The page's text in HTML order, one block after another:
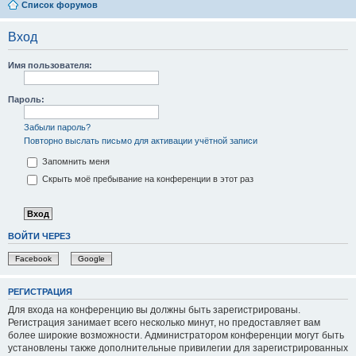
Список форумов
Вход
Имя пользователя:
Пароль:
Забыли пароль?
Повторно выслать письмо для активации учётной записи
Запомнить меня
Скрыть моё пребывание на конференции в этот раз
ВОЙТИ ЧЕРЕЗ
Facebook Google
РЕГИСТРАЦИЯ
Для входа на конференцию вы должны быть зарегистрированы.
Регистрация занимает всего несколько минут, но предоставляет вам
более широкие возможности. Администратором конференции могут быть
установлены также дополнительные привилегии для зарегистрированных